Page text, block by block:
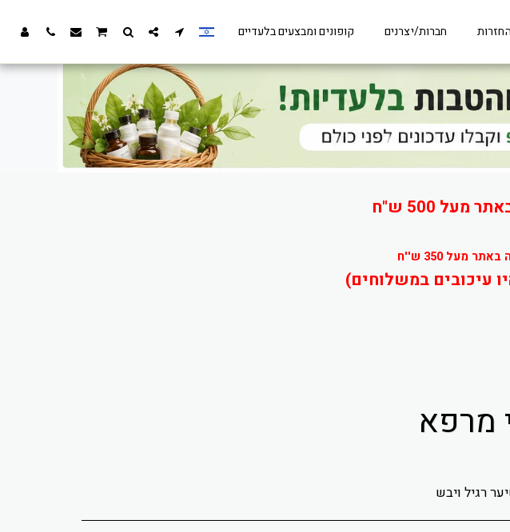
500 ש"ח
מעל 350 ש''ח
עיכובים במשלוחים)
חברות/יצרנים קופונים ומבצעים בלעדיים
מרפא
רגיל ויבש